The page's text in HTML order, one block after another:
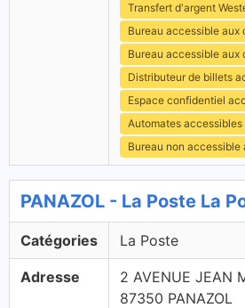
Transfert d'argent
Bureau accessible
Bureau accessible
Distributeur de billets
Espace confidentiel
Automates
Bureau non
PANAZOL - La Poste La
Catégories La Poste
Adresse
2 AVENUE JEAN
87350 PANAZOL